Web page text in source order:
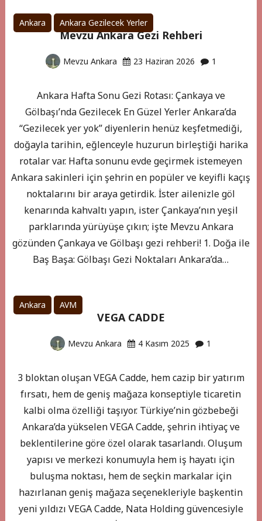
Ankara Ankara Gezilecek Yerler
Mevzu Ankara Gezi Rehberi
Mevzu Ankara 23 Haziran 2026 1
Ankara Hafta Sonu Gezi Rotası: Çankaya ve
Gölbaşı’nda Gezilecek En Güzel Yerler Ankara’da
“Gezilecek yer yok” diyenlerin henüz keşfetmediği,
doğayla tarihin, eğlenceyle huzurun birleştiği harika
rotalar var. Hafta sonunu evde geçirmek istemeyen
Ankara sakinleri için şehrin en popüler ve keyifli kaçış
noktalarını bir araya getirdik. İster ailenizle göl
kenarında kahvaltı yapın, ister Çankaya’nın yeşil
parklarında yürüyüşe çıkın; işte Mevzu Ankara
gözünden Çankaya ve Gölbaşı gezi rehberi! 1. Doğa ile
Baş Başa: Gölbaşı Gezi Noktaları Ankara’da…
Ankara AVM
VEGA CADDE
Mevzu Ankara 4 Kasım 2025 1
3 bloktan oluşan VEGA Cadde, hem cazip bir yatırım
fırsatı, hem de geniş mağaza konseptiyle ticaretin
kalbi olma özelliği taşıyor. Türkiye’nin gözbebeği
Ankara’da yükselen VEGA Cadde, şehrin ihtiyaç ve
beklentilerine göre özel olarak tasarlandı. Oluşum
yapısı ve merkezi konumuyla hem iş hayatı için
buluşma noktası, hem de seçkin markalar için
hazırlanan geniş mağaza seçenekleriyle başkentin
yeni yıldızı VEGA Cadde, Nata Holding güvencesiyle